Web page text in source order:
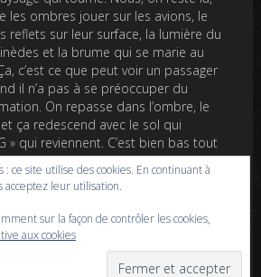
les ombres jouer sur les avions, le
reflets sur leur surface, la lumière du
et la brume qui se marie au
c’est ce que peut voir un passager
il n’a pas à se préoccuper du
On repasse dans l’ombre, le
ça redescend avec le sol qui
» qui reviennent. C’est bien bas tout
du GALEA montrent leur
ça passe à trente mètres et à 300
a duré la boucle, entre 4 et 5 G. Je
pilote qui lui possède la combinaison
Fauque
ce site utilise des cookies. En continuant à
acceptez leur utilisation.
sur la façon de contrôler les cookies,
aux cookies